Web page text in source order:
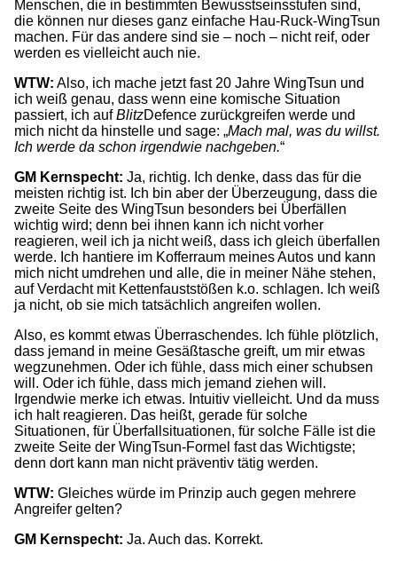
Menschen, die in bestimmten Bewusstseinsstufen sind,
die können nur dieses ganz einfache Hau-Ruck-WingTsun
machen. Für das andere sind sie – noch – nicht reif, oder
werden es vielleicht auch nie.
WTW: Also, ich mache jetzt fast 20 Jahre WingTsun und
ich weiß genau, dass wenn eine komische Situation
passiert, ich aufBlitzDefence zurückgreifen werde und
mich nicht da hinstelle und sage: „Mach mal, was du willst.
Ich werde da schon irgendwie nachgeben.“
GM Kernspecht: Ja, richtig. Ich denke, dass das für die
meisten richtig ist. Ich bin aber der Überzeugung, dass die
zweite Seite des WingTsun besonders bei Überfällen
wichtig wird; denn bei ihnen kann ich nicht vorher
reagieren, weil ich ja nicht weiß, dass ich gleich überfallen
werde. Ich hantiere im Kofferraum meines Autos und kann
mich nicht umdrehen und alle, die in meiner Nähe stehen,
auf Verdacht mit Kettenfauststößen k.o. schlagen. Ich weiß
ja nicht, ob sie mich tatsächlich angreifen wollen.
Also, es kommt etwas Überraschendes. Ich fühle plötzlich,
dass jemand in meine Gesäßtasche greift, um mir etwas
wegzunehmen. Oder ich fühle, dass mich einer schubsen
will. Oder ich fühle, dass mich jemand ziehen will.
Irgendwie merke ich etwas. Intuitiv vielleicht. Und da muss
ich halt reagieren. Das heißt, gerade für solche
Situationen, für Überfallsituationen, für solche Fälle ist die
zweite Seite der WingTsun-Formel fast das Wichtigste;
denn dort kann man nicht präventiv tätig werden.
WTW: Gleiches würde im Prinzip auch gegen mehrere
Angreifer gelten?
GM Kernspecht: Ja. Auch das. Korrekt.